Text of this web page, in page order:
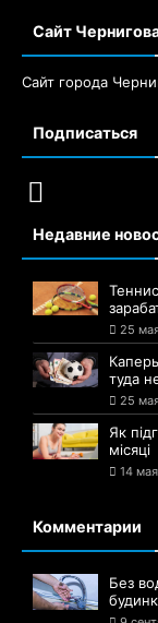
Сайт
Сайт города
Подписаться
Недавние
25
туда
25
Як
місяці
14
Комментарии
Без